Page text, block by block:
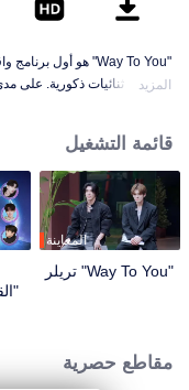
يشكلون ثنائيات ذكورية. على
الأول حتى الوصول إلى الانسجام
بفرصة الظهور على المسرح
المزيد
قائمة التشغيل
المعاينة
"Way To You" تريلر
مقاطع حصرية